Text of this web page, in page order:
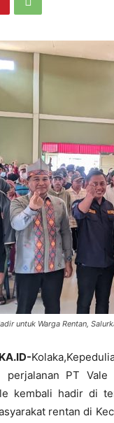
untuk Warga Rentan,
perjalanan PT
kembali hadir di
rentan di